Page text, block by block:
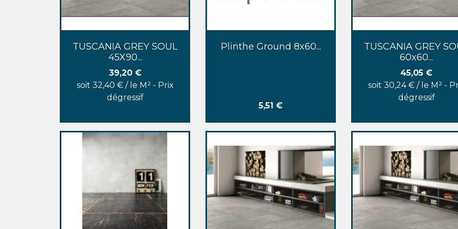
 Aperçu rapide
TUSCANIA GREY SOUL
45X90...
Prix
39,20 €
soit 32,40 € / le M² - Prix
dégressif
 Aperçu rapide
Plinthe Ground 8x60...
Prix
5,51 €
 Aperçu rapide
TUSCANIA GREY
60x60...
Prix
45,05 €
soit 30,24 € / le M² -
dégressif